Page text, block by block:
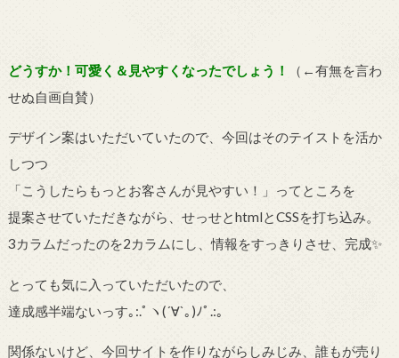
どうすか！可愛く＆見やすくなったでしょう！
（←有無を言わ
せぬ自画自賛）
デザイン案はいただいていたので、今回はそのテイストを活か
しつつ
「こうしたらもっとお客さんが見やすい！」ってところを
提案させていただきながら、せっせとhtmlとCSSを打ち込み。
3カラムだったのを2カラムにし、情報をすっきりさせ、完成✨
とっても気に入っていただいたので、
達成感半端ないっす｡ :.ﾟヽ(´∀`｡)ﾉﾟ .:｡
関係ないけど、今回サイトを作りながらしみじみ、誰もが売り